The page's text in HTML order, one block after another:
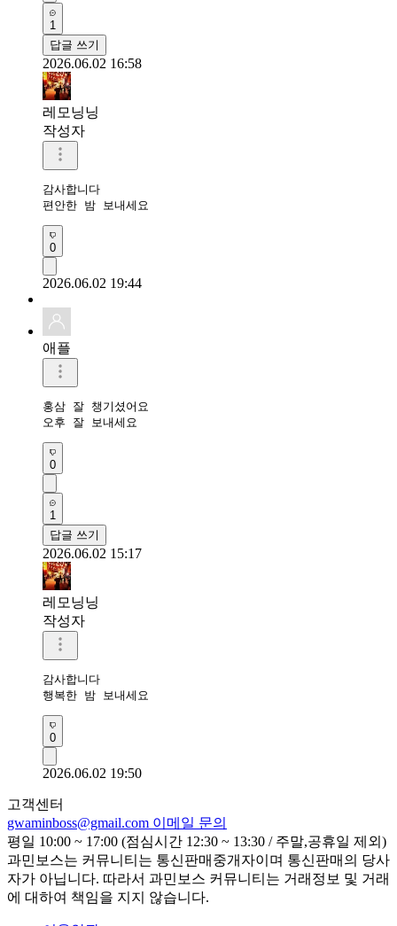
1
답글 쓰기
2026.06.02 16:58
레모닝닝
작성자
감사합니다
편안한 밤 보내세요
0
2026.06.02 19:44
애플
홍삼 잘 챙기셨어요
오후 잘 보내세요
0
1
답글 쓰기
2026.06.02 15:17
레모닝닝
작성자
감사합니다
행복한 밤 보내세요
0
2026.06.02 19:50
고객센터
gwaminboss@gmail.com 이메일 문의
평일 10:00 ~ 17:00 (점심시간 12:30 ~ 13:30 / 주말,공휴일 제외)
과민보스는 커뮤니티는 통신판매중개자이며 통신판매의 당사
자가 아닙니다. 따라서 과민보스 커뮤니티는 거래정보 및 거래
에 대하여 책임을 지지 않습니다.